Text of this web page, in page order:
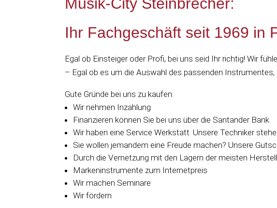
Ihr Fachgeschäft seit 1969 in
Egal ob Einsteiger oder Profi, bei uns seid Ihr richtig! Wir
– Egal ob es um die Auswahl des passenden
Gute Gründe bei uns zu kaufen:
Wir nehmen Inzahlung
Finanzieren können Sie bei uns über die Santander Bank
Wir haben eine Service Werkstatt. Unsere Techniker
Sie wollen jemandem eine Freude machen? Unsere
Durch die Vernetzung mit den Lagern der meisten
Markeninstrumente zum Internetpreis
Wir machen Seminare
Wir fördern